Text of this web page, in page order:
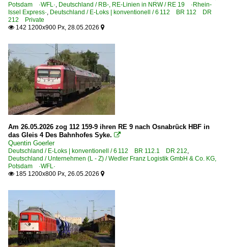
Potsdam ·WFL·, Deutschland / RB-, RE-Linien in NRW / RE 19 ·Rhein-
Issel Express·, Deutschland / E-Loks | konventionell / 6 112 BR 112 DR
212 Private
 142 1200x900 Px, 28.05.2026 
Am 26.05.2026 zog 112 159-9 ihren RE 9 nach Osnabrück HBF in
das Gleis 4 Des Bahnhofes Syke. 
Quentin Goerler
Deutschland / E-Loks | konventionell / 6 112 BR 112.1 DR 212,
Deutschland / Unternehmen (L - Z) / Wedler Franz Logistik GmbH & Co. KG,
Potsdam ·WFL·
 185 1200x800 Px, 26.05.2026 